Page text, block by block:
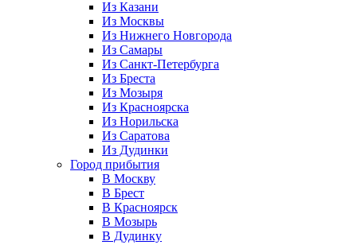
Из Казани
Из Москвы
Из Нижнего Новгорода
Из Самары
Из Санкт-Петербурга
Из Бреста
Из Мозыря
Из Красноярска
Из Норильска
Из Саратова
Из Дудинки
Город прибытия
В Москву
В Брест
В Красноярск
В Мозырь
В Дудинку